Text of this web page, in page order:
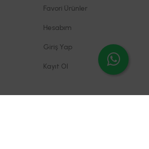
Favori Ürünler
Hesabım
Giriş Yap
Kayıt Ol